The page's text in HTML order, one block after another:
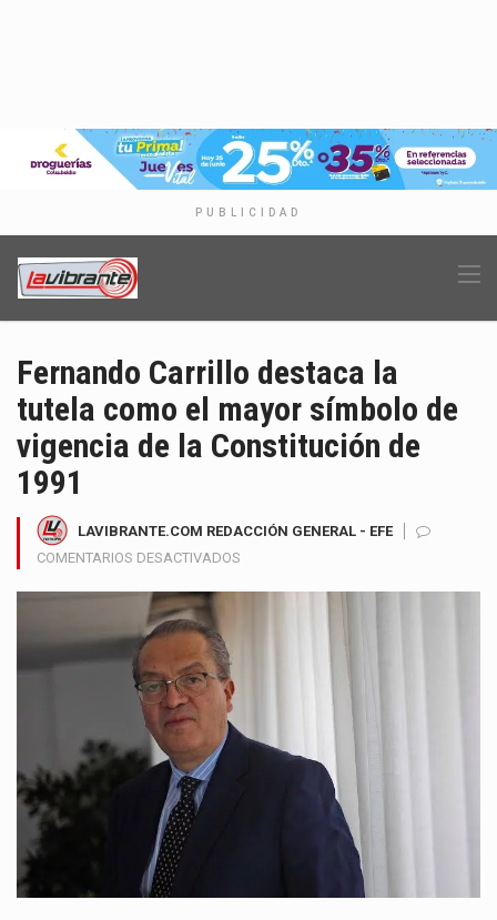
PUBLICIDAD
Fernando Carrillo destaca la
tutela como el mayor símbolo de
vigencia de la Constitución de
1991
LAVIBRANTE.COM REDACCIÓN GENERAL - EFE
COMENTARIOS DESACTIVADOS
MAYOR